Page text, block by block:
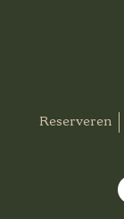
Reserveren